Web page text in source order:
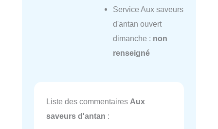
Service Aux saveurs
d'antan ouvert
dimanche : non
renseigné
Liste des commentaires Aux
saveurs d'antan :